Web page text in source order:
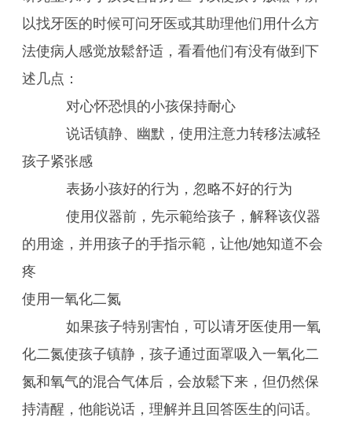
以找牙医的时候可问牙医或其助理他们用什么方
法使病人感觉放鬆舒适，看看他们有没有做到下
述几点：
对心怀恐惧的小孩保持耐心
说话镇静、幽默，使用注意力转移法减轻
孩子紧张感
表扬小孩好的行为，忽略不好的行为
使用仪器前，先示範给孩子，解释该仪器
的用途，并用孩子的手指示範，让他/她知道不会
疼
使用一氧化二氮
如果孩子特别害怕，可以请牙医使用一氧
化二氮使孩子镇静，孩子通过面罩吸入一氧化二
氮和氧气的混合气体后，会放鬆下来，但仍然保
持清醒，他能说话，理解并且回答医生的问话。